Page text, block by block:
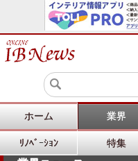
ホーム 業界
ﾘﾉﾍﾞｰｼｮﾝ 特集